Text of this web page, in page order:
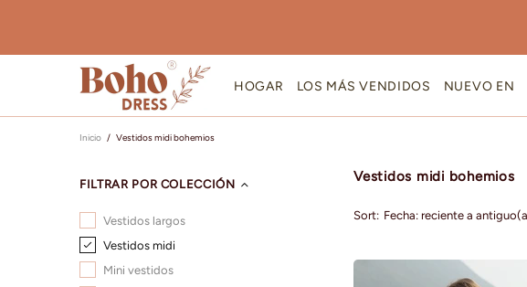
HOGAR LOS MÁS VENDIDOS NUEVO EN
Inicio Vestidos midi bohemios
FILTRAR POR COLECCIÓN
Vestidos largos
Vestidos midi
Mini vestidos
Vestidos midi bohemios
Sort: